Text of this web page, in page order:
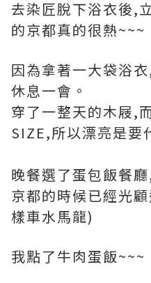
去染匠脫下浴衣後,
的京都真的很熱~~~
因為拿著一大袋浴
休息一會。
穿了一整天的木屐,
SIZE,所以漂亮是要
晚餐選了蛋包飯餐
京都的時候已經光
樣車水馬龍)
我點了牛肉蛋飯~~~